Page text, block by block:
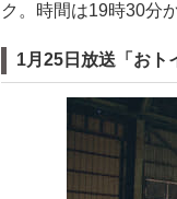
ク。時間は19時30分
1月25日放送「おト